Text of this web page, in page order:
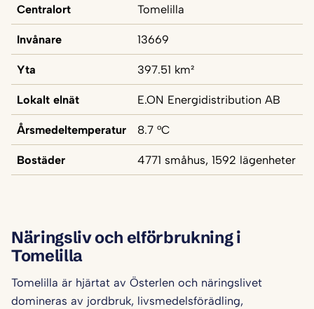
Centralort Tomelilla
Invånare 13669
Yta 397.51 km²
Lokalt elnät E.ON Energidistribution AB
Årsmedeltemperatur 8.7 °C
Bostäder 4771 småhus, 1592 lägenheter
Näringsliv och elförbrukning i
Tomelilla
Tomelilla är hjärtat av Österlen och näringslivet
domineras av jordbruk, livsmedelsförädling,